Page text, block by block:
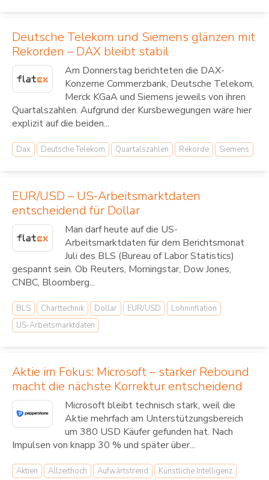
Deutsche Telekom und Siemens glänzen mit
Rekorden – DAX bleibt stabil
Am Donnerstag berichteten die DAX-
Konzerne Commerzbank, Deutsche Telekom,
Merck KGaA und Siemens jeweils von ihren
Quartalszahlen. Aufgrund der Kursbewegungen wäre hier
explizit auf die beiden...
Dax Deutsche Telekom Quartalszahlen Rekorde Siemens
EUR/USD – US-Arbeitsmarktdaten
entscheidend für Dollar
Man darf heute auf die US-
Arbeitsmarktdaten für dem Berichtsmonat
Juli des BLS (Bureau of Labor Statistics)
gespannt sein. Ob Reuters, Morningstar, Dow Jones,
CNBC, Bloomberg...
BLS Charttechnik Dollar EUR/USD
Lohninflation
US-Arbeitsmarktdaten
Aktie im Fokus: Microsoft – starker Rebound
macht die nächste Korrektur entscheidend
Microsoft bleibt technisch stark, weil die
Aktie mehrfach am Unterstützungsbereich
um 380 USD Käufer gefunden hat. Nach
Impulsen von knapp 30 % und später über...
Aktien Allzeithoch Aufwärtstrend
Künstliche Intelligenz